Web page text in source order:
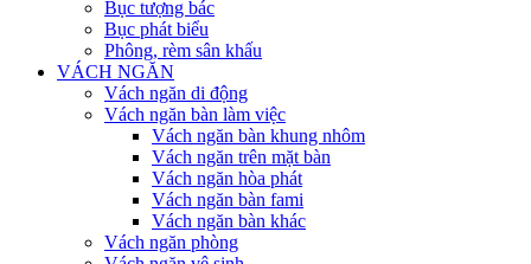
Bục tượng bác
Bục phát biểu
Phông, rèm sân khấu
VÁCH NGĂN
Vách ngăn di động
Vách ngăn bàn làm việc
Vách ngăn bàn khung nhôm
Vách ngăn trên mặt bàn
Vách ngăn hòa phát
Vách ngăn bàn fami
Vách ngăn bàn khác
Vách ngăn phòng